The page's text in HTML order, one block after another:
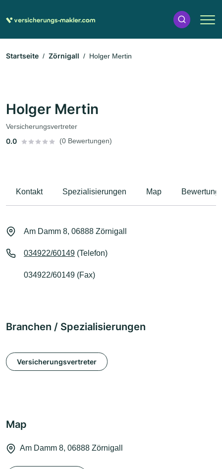
Startseite Zörnigall Holger Mertin
Holger Mertin
Versicherungsvertreter
0.0 (0 Bewertungen)
Kontakt Spezialisierungen Map
Am Damm 8, 06888 Zörnigall
034922/60149 (Telefon)
034922/60149 (Fax)
Branchen / Spezialisierungen
Versicherungsvertreter
Map
Am Damm 8, 06888 Zörnigall